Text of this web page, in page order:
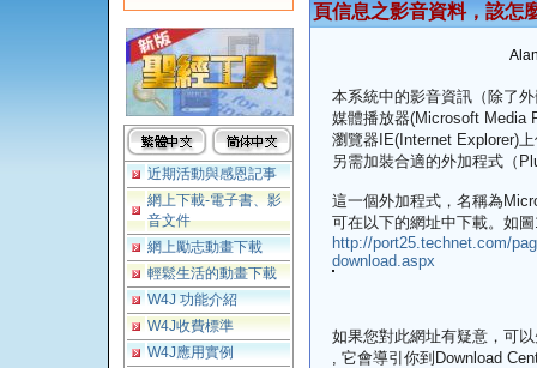
近期活動與感恩記事
網上下載-電子書、影
音文件
網上勵志動畫下載
輕鬆生活的動畫下載
W4J 功能介紹
W4J收費標準
W4J應用實例
頁信息之影音資料，該怎
本系統中的影音資訊（除了
媒體播放器(Microsoft Media
瀏覽器IE(Internet Explorer)
另需加裝合適的外加程式（
這一個外加程式，名稱為
可在以下的網址中下載。如
http://port25.technet.com/
download.aspx
如果您對此網址有疑意，可
, 它會導引你到Download